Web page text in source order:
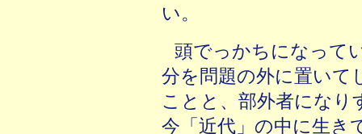
い。
頭でっかちになって
分を問題の外に置いて
ことと、部外者になり
今「近代」の中に生き